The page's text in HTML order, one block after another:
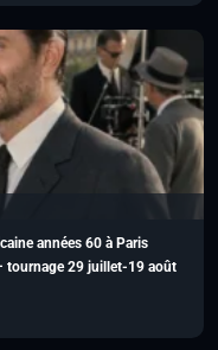
années 60 à Paris
tournage 29 juillet-19 août